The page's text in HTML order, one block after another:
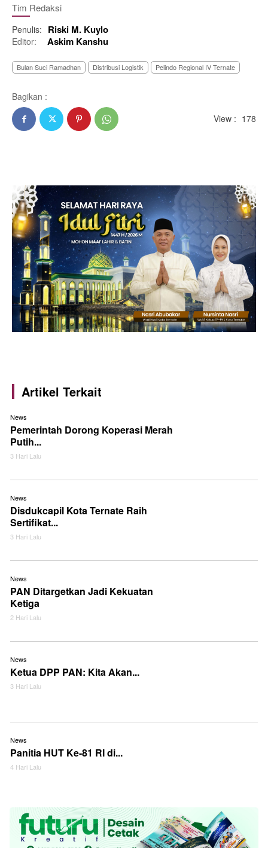
Tim Redaksi
Penulis: Riski M. Kuylo
Editor: Askim Kanshu
Bulan Suci Ramadhan Distribusi Logistik Pelindo Regional IV Ternate
Bagikan :
View : 178
Artikel Terkait
News
Pemerintah Dorong Koperasi Merah
Putih...
3 Hari Lalu
News
Disdukcapil Kota Ternate Raih
Sertifikat...
3 Hari Lalu
News
PAN Ditargetkan Jadi Kekuatan
Ketiga
2 Hari Lalu
News
Ketua DPP PAN: Kita Akan...
3 Hari Lalu
News
Panitia HUT Ke-81 RI di...
4 Hari Lalu